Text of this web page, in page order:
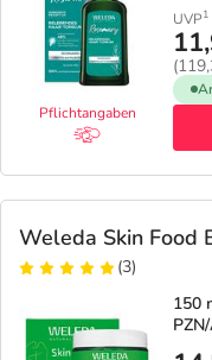
Pflichtangaben
UVP1
Weleda Skin Food
(3)
150